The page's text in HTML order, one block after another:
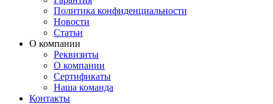
Политика конфиденциальности
Новости
Статьи
О компании
Реквизиты
О компании
Сертификаты
Наша команда
Контакты